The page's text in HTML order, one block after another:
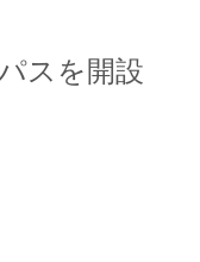
スを開設